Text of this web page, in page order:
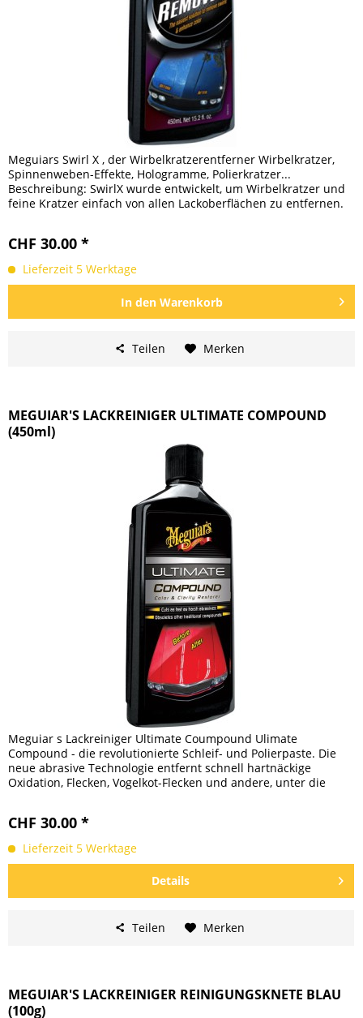
Meguiars Swirl X , der Wirbelkratzerentferner Wirbelkratzer,
Spinnenweben-Effekte, Hologramme, Polierkratzer...
Beschreibung: SwirlX wurde entwickelt, um Wirbelkratzer und
feine Kratzer einfach von allen Lackoberflächen zu entfernen.
CHF 30.00 *
Lieferzeit 5 Werktage
In den Warenkorb
Teilen Merken
MEGUIAR'S LACKREINIGER ULTIMATE COMPOUND
(450ml)
Meguiar s Lackreiniger Ultimate Coumpound Ulimate
Compound - die revolutionierte Schleif- und Polierpaste. Die
neue abrasive Technologie entfernt schnell hartnäckige
Oxidation, Flecken, Vogelkot-Flecken und andere, unter die
CHF 30.00 *
Lieferzeit 5 Werktage
Details
Teilen Merken
MEGUIAR'S LACKREINIGER REINIGUNGSKNETE BLAU
(100g)